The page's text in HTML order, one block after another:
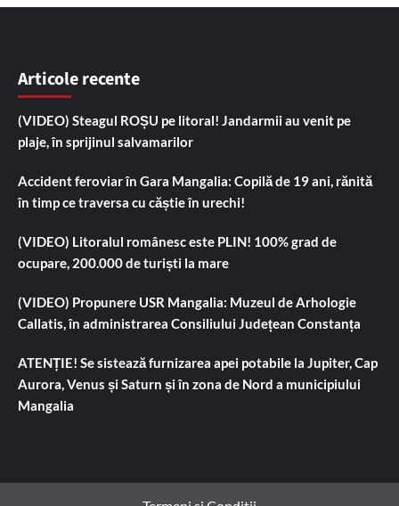
Articole recente
(VIDEO) Steagul ROȘU pe litoral! Jandarmii au venit pe
plaje, în sprijinul salvamarilor
Accident feroviar în Gara Mangalia: Copilă de 19 ani, rănită
în timp ce traversa cu căștie în urechi!
(VIDEO) Litoralul românesc este PLIN! 100% grad de
ocupare, 200.000 de turiști la mare
(VIDEO) Propunere USR Mangalia: Muzeul de Arhologie
Callatis, în administrarea Consiliului Județean Constanța
ATENȚIE! Se sistează furnizarea apei potabile la Jupiter, Cap
Aurora, Venus și Saturn și în zona de Nord a municipiului
Mangalia